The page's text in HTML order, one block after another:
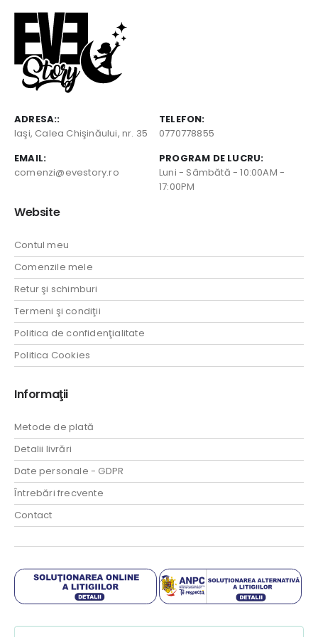
ADRESA::
Iaşi, Calea Chişinăului, nr. 35
TELEFON:
0770778855
EMAIL:
comenzi@evestory.ro
PROGRAM DE LUCRU:
Luni - Sâmbătă - 10:00AM -
17:00PM
Website
Contul meu
Comenzile mele
Retur şi schimburi
Termeni şi condiţii
Politica de confidenţialitate
Politica Cookies
Informaţii
Metode de plată
Detalii livrări
Date personale - GDPR
Întrebări frecvente
Contact